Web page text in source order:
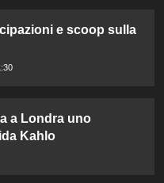
e scoop sulla
a Londra uno
Kahlo